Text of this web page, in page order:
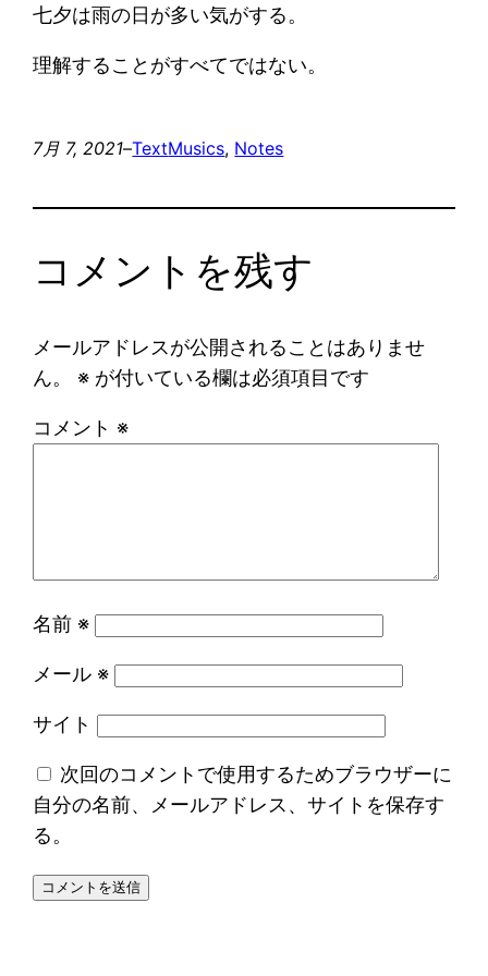
七夕は雨の日が多い気がする。
理解することがすべてではない。
7月 7, 2021–TextMusics, Notes
コメントを残す
メールアドレスが公開されることはありませ
ん。
※ が付いている欄は必須項目です
コメント ※
名前 ※
メール ※
サイト
次回のコメントで使用するためブラウザーに
自分の名前、メールアドレス、サイトを保存す
る。